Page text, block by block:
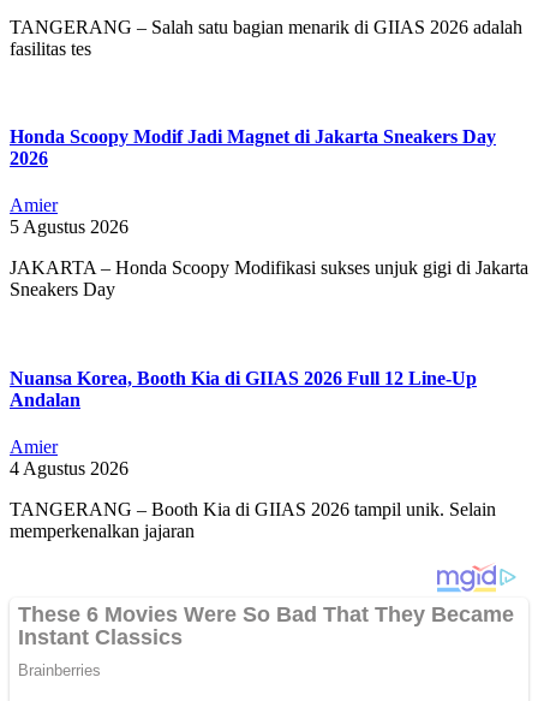
TANGERANG – Salah satu bagian menarik di GIIAS 2026 adalah
fasilitas tes
Honda Scoopy Modif Jadi Magnet di Jakarta Sneakers Day
2026
Amier
5 Agustus 2026
JAKARTA – Honda Scoopy Modifikasi sukses unjuk gigi di Jakarta
Sneakers Day
Nuansa Korea, Booth Kia di GIIAS 2026 Full 12 Line-Up
Andalan
Amier
4 Agustus 2026
TANGERANG – Booth Kia di GIIAS 2026 tampil unik. Selain
memperkenalkan jajaran